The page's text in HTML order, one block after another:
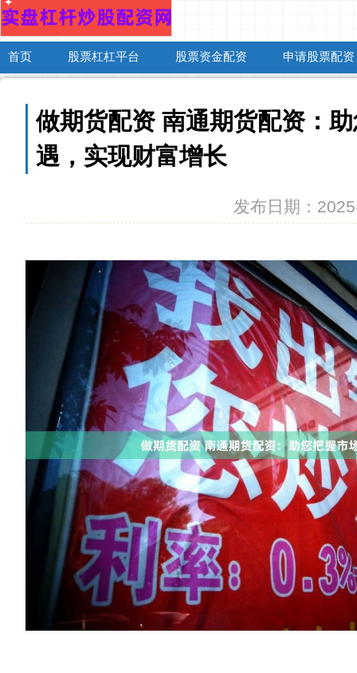
首页 股票杠杠平台 股票资金配资 申请股票配资
做期货配资 南通期货配资：
遇，实现财富增长
发布日期：